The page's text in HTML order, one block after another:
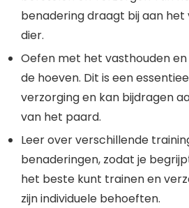
benadering draagt bij aan
dier.
Oefen met het vasthouden
de hoeven. Dit is een
verzorging en kan bijdragen
van het paard.
Leer over verschillende
benaderingen, zodat je
het beste kunt trainen en
zijn individuele behoeften.